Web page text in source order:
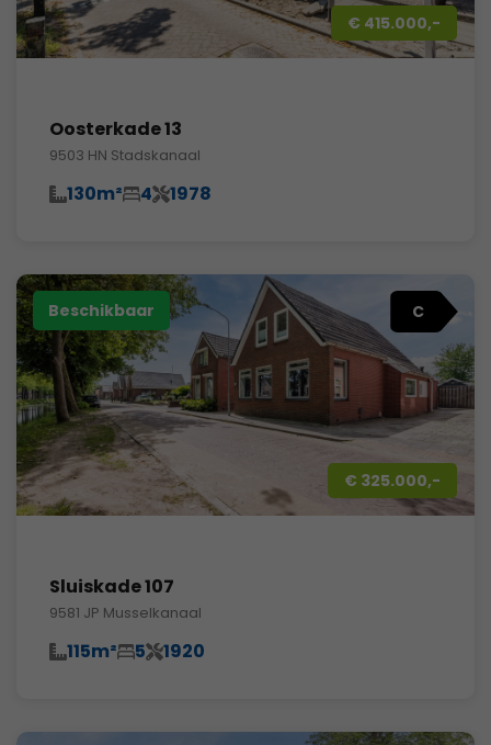
€ 415.000,-
Oosterkade 13
9503 HN Stadskanaal
130m² 4 1978
C
Beschikbaar
€ 325.000,-
Sluiskade 107
9581 JP Musselkanaal
115m² 5 1920